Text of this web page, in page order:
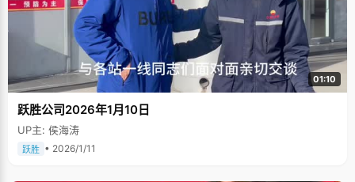
01:10
跃胜公司2026年1月10日
UP主: 侯海涛
跃胜 • 2026/1/11